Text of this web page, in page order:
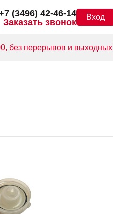
(3496) 42-46-14
Заказать звонок
Вход
без перерывов и выходных